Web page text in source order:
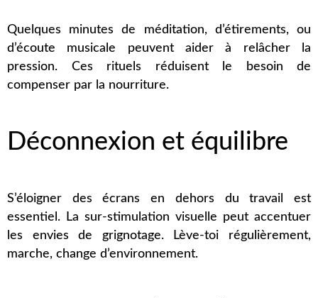
Quelques minutes de méditation, d’étirements, ou
d’écoute musicale peuvent aider à relâcher la
pression. Ces rituels réduisent le besoin de
compenser par la nourriture.
Déconnexion et équilibre
S’éloigner des écrans en dehors du travail est
essentiel. La sur-stimulation visuelle peut accentuer
les envies de grignotage. Lève-toi régulièrement,
marche, change d’environnement.